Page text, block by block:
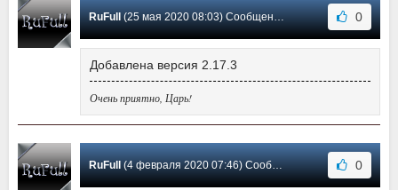
RuFull(25 мая 2020 08:03) Сообщение #56 0
Добавлена версия 2.17.3
Очень приятно, Царь!
RuFull(4 февраля 2020 07:46) Сообщение #55 0